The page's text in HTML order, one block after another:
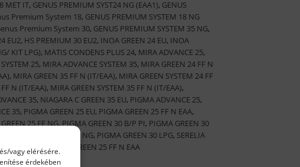
vagy elérésére.
érdekében
MET IT, GENUS PREMIUM SYST24 NG (EAA1), GENUS
Premium System 18, GENUS PREMIUM SYSTEM 18 NG
Premium System 30, GENUS PREMIUM SYSTEM 35 NG,
EU2, HS PREMIUM 30 EU2, INOA GREEN 24 EU, INOA
KIT LPG), MATIS CONDENS PLUS 24, MIRA ADVANCE 25,
25, MIRA ADVANCE SYSTEM 35, MIRA GREEN 24 FF N
, MIRA GREEN 35 FF N (IT/EAA), MIRA GREEN SYSTEM 24 FF
N (IT/EAA), MIRA GREEN SYSTEM 35 FF N (IT/EAA),
35, NIAGARA C GREEN 35 EU, PIGMA ADVANCE 25,
35, PIGMA GREEN 25 EU, PIGMA GREEN 25 FF N EAA,
25 FF NG, PIGMA GREEN 30 B/P PI, PIGMA GREEN 30
PIGMA GREEN 30 FF NG, PIGMA GREEN 30 LPG, SERELIA
IT EU TALIA , TALIA GREEN 25 FF N EAA